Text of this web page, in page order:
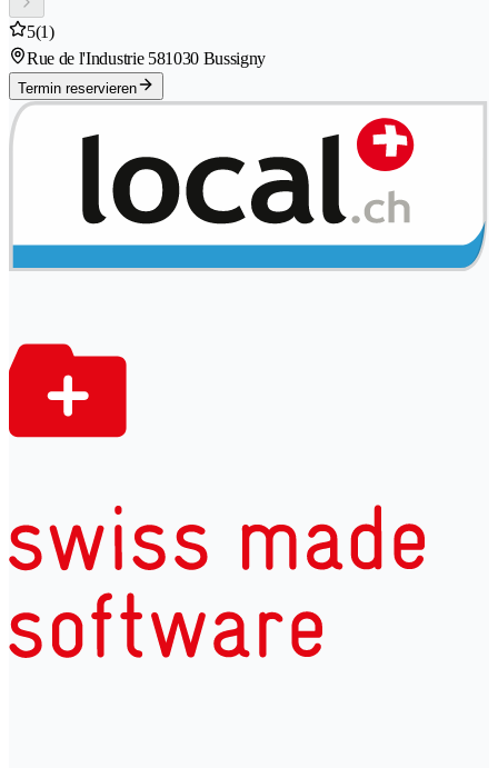
5(1)
Rue de l'Industrie 581030 Bussigny
Termin reservieren